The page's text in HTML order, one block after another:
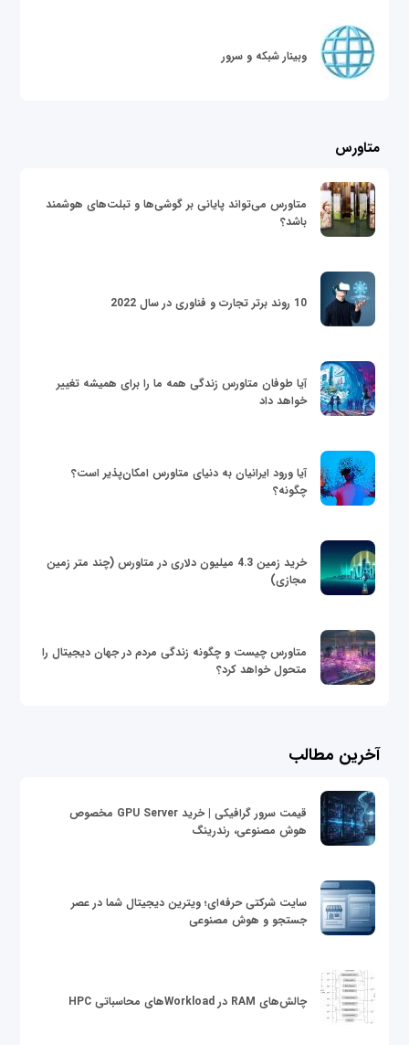
وبینار شبکه و سرور
متاورس
متاورس می‌تواند پایانی بر گوشی‌ها و تبلت‌های هوشمند
باشد؟
10 روند برتر تجارت و فناوری در سال 2022
آیا طوفان متاورس زندگی همه ما را برای همیشه تغییر
خواهد داد
آیا ورود ایرانیان به دنیای متاورس امکان‌پذیر است؟
چگونه؟
خرید زمین 4.3 میلیون دلاری در متاورس (چند متر زمین
مجازی)
متاورس چیست و چگونه زندگی مردم در جهان دیجیتال را
متحول خواهد کرد؟
آخرین مطالب
قیمت سرور گرافیکی | خرید GPU Server مخصوص
هوش مصنوعی، رندرینگ
سایت شرکتی حرفه‌ای؛ ویترین دیجیتال شما در عصر
جستجو و هوش مصنوعی
چالش‌های RAM در Workloadهای محاسباتی HPC